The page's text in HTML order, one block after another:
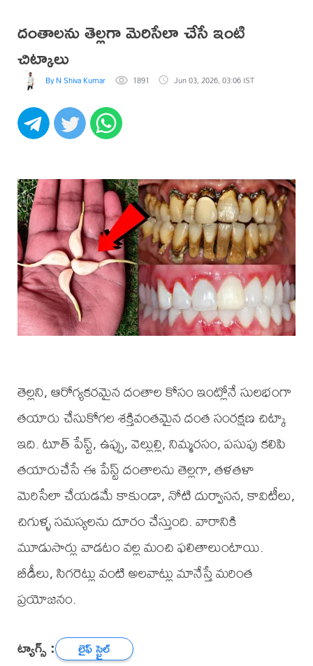
దంతాలను తెల్లగా మెరిసేలా చేసే ఇంటి
చిట్కాలు
By N Shiva Kumar 1891 Jun 03, 2026, 03:06 IST
తెల్లని, ఆరోగ్యకరమైన దంతాల కోసం ఇంట్లోనే సులభంగా
తయారు చేసుకోగల శక్తివంతమైన దంత సంరక్షణ చిట్కా
ఇది. టూత్ పేస్ట్, ఉప్పు, వెల్లుల్లి, నిమ్మరసం, పసుపు కలిపి
తయారుచేసే ఈ పేస్ట్ దంతాలను తెల్లగా, తళతళా
మెరిసేలా చేయడమే కాకుండా, నోటి దుర్వాసన, కావిటీలు,
చిగుళ్ళ సమస్యలను దూరం చేస్తుంది. వారానికి
మూడుసార్లు వాడటం వల్ల మంచి ఫలితాలుంటాయి.
బీడీలు, సిగరెట్లు వంటి అలవాట్లు మానేస్తే మరింత
ప్రయోజనం.
ట్యాగ్స్ : లైఫ్ స్టైల్